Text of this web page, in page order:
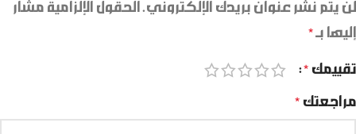
لن يتم نشر عنوان بريدك الإلكتروني. الحقول الإلزامية مشار
إليها بـ *
تقييمك *
مراجعتك *